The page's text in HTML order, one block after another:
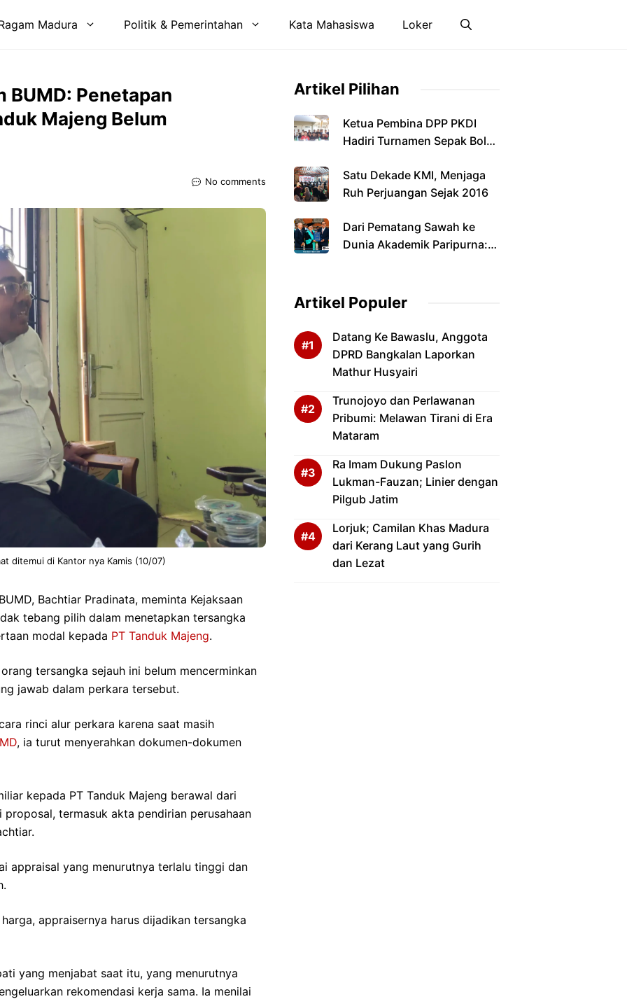
Madura Politik & Pemerintahan Kata Mahasiswa Loker
BUMD: Penetapan
Majeng Belum
No comments
ditemui di Kantor nya Kamis (10/07)
Bachtiar Pradinata, meminta Kejaksaan
tebang pilih dalam menetapkan tersangka
modal kepada PT Tanduk Majeng.
tersangka sejauh ini belum mencerminkan
jawab dalam perkara tersebut.
rinci alur perkara karena saat masih
, ia turut menyerahkan dokumen-dokumen
kepada PT Tanduk Majeng berawal dari
termasuk akta pendirian perusahaan
appraisal yang menurutnya terlalu tinggi dan
appraisernya harus dijadikan tersangka
yang menjabat saat itu, yang menurutnya
rekomendasi kerja sama. Ia menilai
Artikel Pilihan
Ketua Pembina DPP PKDI
Hadiri Turnamen Sepak Bola
Pamekasan
Satu Dekade KMI, Menjaga
Ruh Perjuangan Sejak 2016
Dari Pematang Sawah ke
Dunia Akademik Paripurna:
Doktor
Artikel Populer
Datang Ke Bawaslu, Anggota
DPRD Bangkalan Laporkan
Mathur Husyairi
Trunojoyo dan Perlawanan
Pribumi: Melawan Tirani di Era
Mataram
Ra Imam Dukung Paslon
Lukman-Fauzan; Linier dengan
Pilgub Jatim
Lorjuk; Camilan Khas Madura
dari Kerang Laut yang Gurih
dan Lezat